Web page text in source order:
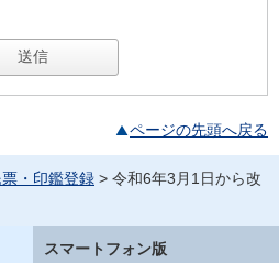
ページの先頭へ戻る
・印鑑登録 > 令和6年3月1日から改
スマートフォン版